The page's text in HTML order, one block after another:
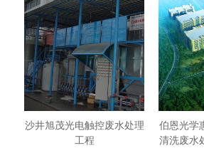
沙井旭茂光电触控废水处理
工程
伯恩光学
清洗废水